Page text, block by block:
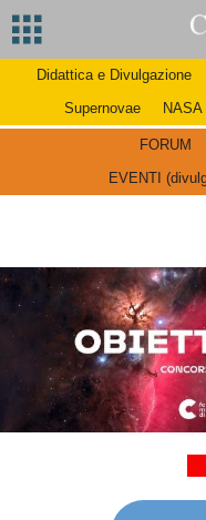
Didattica e Divulgazione
Supernovae
NASA
FORUM
EVENTI